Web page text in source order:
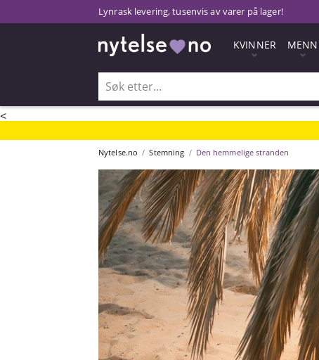
<
Lynrask levering, tusenvis av varer på lager!
KVINNER MENN
Nytelse.no Stemning Den hemmelige stranden